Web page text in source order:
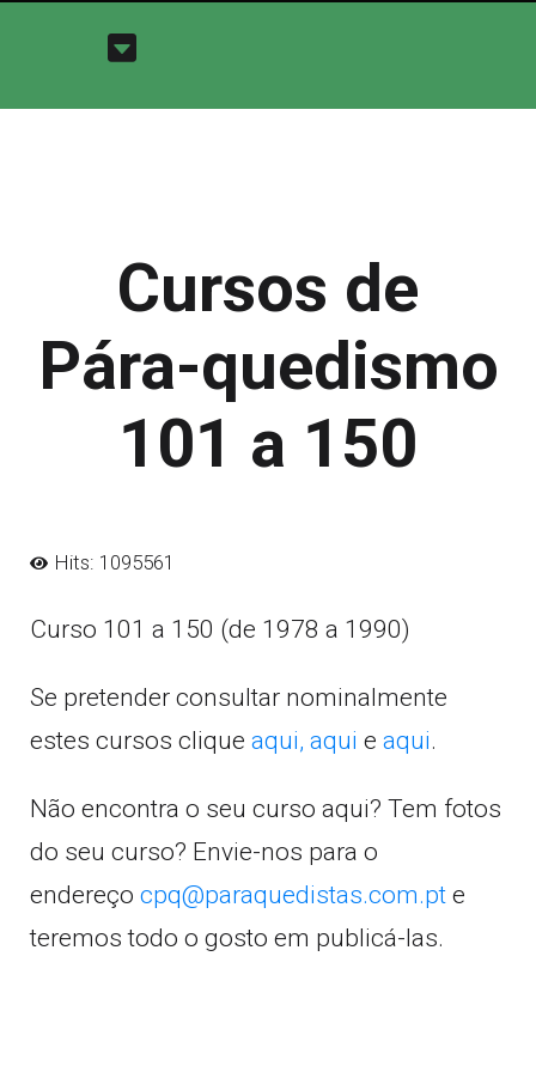
Cursos de
Pára-quedismo
101 a 150
Hits: 1095561
Curso 101 a 150 (de 1978 a 1990)
Se pretender consultar nominalmente
estes cursos clique aqui, aqui e aqui.
Não encontra o seu curso aqui? Tem fotos
do seu curso? Envie-nos para o
endereço cpq@paraquedistas.com.pt e
teremos todo o gosto em publicá-las.